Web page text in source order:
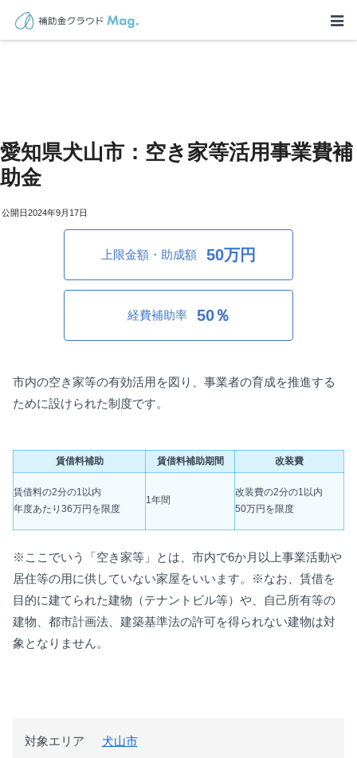
愛知県犬山市：空き家等活用事業費補
助金
2024年9月17日
上限金額・助成額 50万円
経費補助率 50％
市内の空き家等の有効活用を図り、事業者の育成を推進する
ために設けられた制度です。
賃借料補助 賃借料補助期間 改装費
賃借料の2分の1以内
年度あたり36万円を限度
1年間
改装費の2分の1以内
50万円を限度
※ここでいう「空き家等」とは、市内で6か月以上事業活動や
居住等の用に供していない家屋をいいます。※なお、賃借を
目的に建てられた建物（テナントビル等）や、自己所有等の
建物、都市計画法、建築基準法の許可を得られない建物は対
象となりません。
対象エリア 犬山市